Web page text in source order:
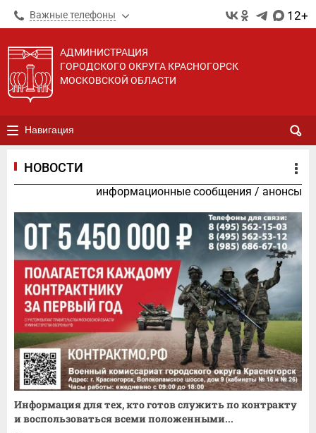
Важные телефоны 12+
АДМИНИСТРАЦИЯ
ГОРОДСКОГО ОКРУГА КРАСНОГОРСК
МОСКОВСКОЙ ОБЛАСТИ
Навигация
НОВОСТИ
информационные сообщения / анонсы
Информация для тех, кто готов служить по контракту
и воспользоваться всеми положенными...